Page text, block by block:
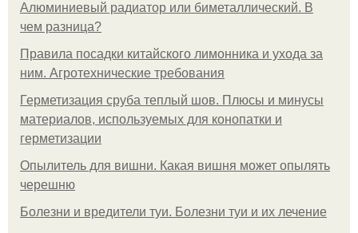
Алюминиевый радиатор или биметаллический. В
чем разница?
Правила посадки китайского лимонника и ухода за
ним. Агротехнические требования
Герметизация сруба теплый шов. Плюсы и минусы
материалов, используемых для конопатки и
герметизации
Опылитель для вишни. Какая вишня может опылять
черешню
Болезни и вредители туи. Болезни туи и их лечение